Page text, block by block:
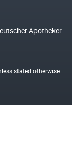
Apotheker
stated otherwise.